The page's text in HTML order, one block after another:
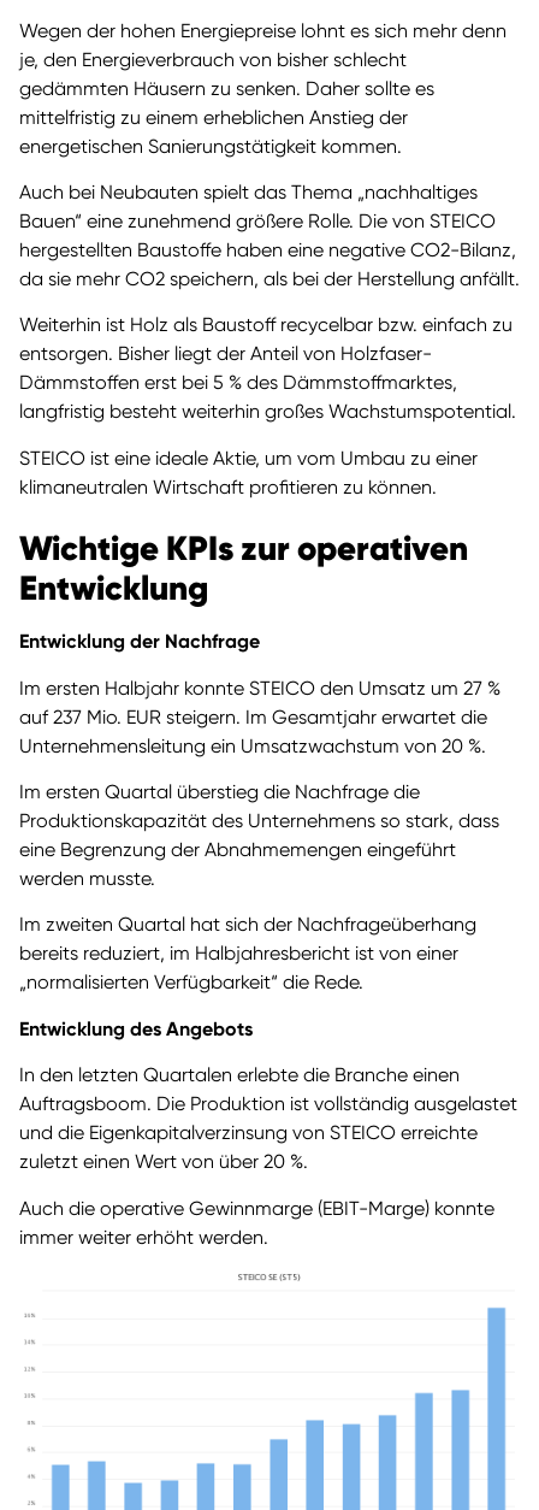
Wegen der hohen Energiepreise lohnt es sich mehr denn
je, den Energieverbrauch von bisher schlecht
gedämmten Häusern zu senken. Daher sollte es
mittelfristig zu einem erheblichen Anstieg der
energetischen Sanierungstätigkeit kommen.
Auch bei Neubauten spielt das Thema „nachhaltiges
Bauen“ eine zunehmend größere Rolle. Die von STEICO
hergestellten Baustoffe haben eine negative CO2-Bilanz,
da sie mehr CO2 speichern, als bei der Herstellung anfällt.
Weiterhin ist Holz als Baustoff recycelbar bzw. einfach zu
entsorgen. Bisher liegt der Anteil von Holzfaser-
Dämmstoffen erst bei 5 % des Dämmstoffmarktes,
langfristig besteht weiterhin großes Wachstumspotential.
STEICO ist eine ideale Aktie, um vom Umbau zu einer
klimaneutralen Wirtschaft profitieren zu können.
Wichtige KPIs zur operativen
Entwicklung
Entwicklung der Nachfrage
Im ersten Halbjahr konnte STEICO den Umsatz um 27 %
auf 237 Mio. EUR steigern. Im Gesamtjahr erwartet die
Unternehmensleitung ein Umsatzwachstum von 20 %.
Im ersten Quartal überstieg die Nachfrage die
Produktionskapazität des Unternehmens so stark, dass
eine Begrenzung der Abnahmemengen eingeführt
werden musste.
Im zweiten Quartal hat sich der Nachfrageüberhang
bereits reduziert, im Halbjahresbericht ist von einer
„normalisierten Verfügbarkeit“ die Rede.
Entwicklung des Angebots
In den letzten Quartalen erlebte die Branche einen
Auftragsboom. Die Produktion ist vollständig ausgelastet
und die Eigenkapitalverzinsung von STEICO erreichte
zuletzt einen Wert von über 20 %.
Auch die operative Gewinnmarge (EBIT-Marge) konnte
immer weiter erhöht werden.